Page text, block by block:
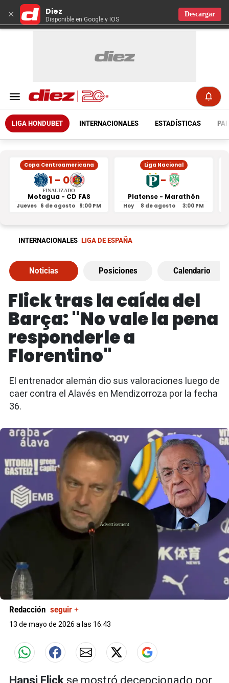
× Diez
Disponible en Google y IOS
Descargar
LIGA HONDUBET INTERNACIONALES ESTADÍSTICAS
Copa Centroamericana
1 - 0
FINALIZADO
Motagua - CD FAS
Jueves 6 de agosto 9:00 PM
Liga Nacional
-
Platense - Marathón
Hoy 8 de agosto 3:00 PM
INTERNACIONALES LIGA DE ESPAÑA
Noticias Posiciones Calendario
Flick tras la caída del
Barça: "No vale la pena
responderle a
Florentino"
El entrenador alemán dio sus valoraciones luego de
caer contra el Alavés en Mendizorroza por la fecha
36.
X
Redacción seguir +
13 de mayo de 2026 a las 16:43
Hansi Flick se mostró decepcionado por